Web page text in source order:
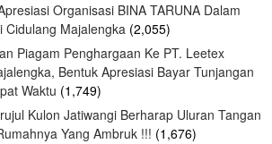
Organisasi BINA TARUNA Dalam
Cidulang Majalengka (2,055)
Piagam Penghargaan Ke PT. Leetex
Bentuk Apresiasi Bayar Tunjangan
Waktu (1,749)
Kulon Jatiwangi Berharap Uluran Tangan
Yang Ambruk !!! (1,676)